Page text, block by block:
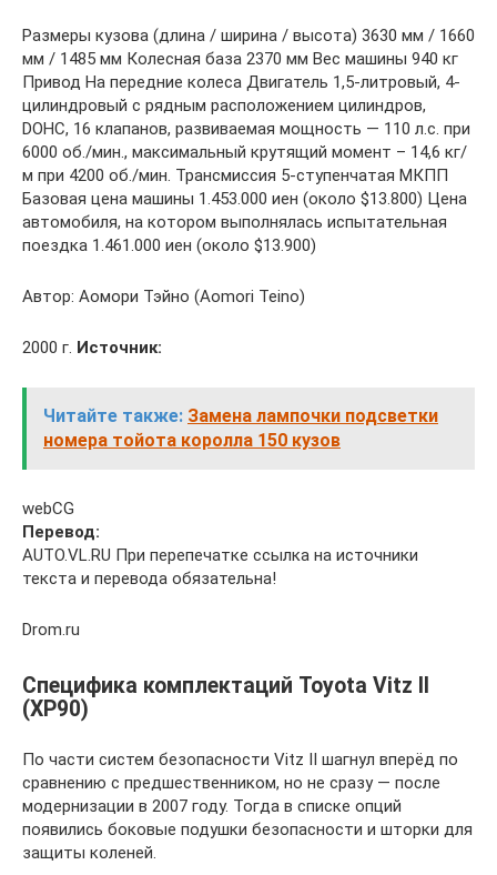
Размеры кузова (длина / ширина / высота) 3630 мм / 1660
мм / 1485 мм Колесная база 2370 мм Вес машины 940 кг
Привод На передние колеса Двигатель 1,5-литровый, 4-
цилиндровый с рядным расположением цилиндров,
DOHC, 16 клапанов, развиваемая мощность — 110 л.с. при
6000 об./мин., максимальный крутящий момент – 14,6 кг/
м при 4200 об./мин. Трансмиссия 5-ступенчатая МКПП
Базовая цена машины 1.453.000 иен (около $13.800) Цена
автомобиля, на котором выполнялась испытательная
поездка 1.461.000 иен (около $13.900)
Автор: Аомори Тэйно (Aomori Teino)
2000 г. Источник:
Читайте также: Замена лампочки подсветки
номера тойота королла 150 кузов
webCG
Перевод:
AUTO.VL.RU При перепечатке ссылка на источники
текста и перевода обязательна!
Drom.ru
Специфика комплектаций Toyota Vitz II
(XP90)
По части систем безопасности Vitz II шагнул вперёд по
сравнению с предшественником, но не сразу — после
модернизации в 2007 году. Тогда в списке опций
появились боковые подушки безопасности и шторки для
защиты коленей.